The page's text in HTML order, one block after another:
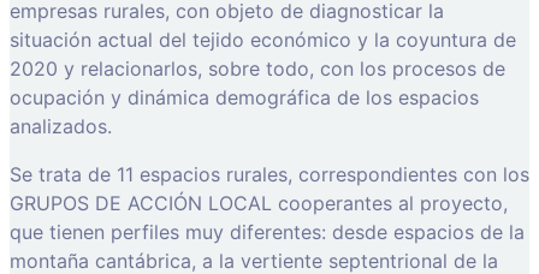
empresas rurales, con objeto de diagnosticar la
situación actual del tejido económico y la coyuntura de
2020 y relacionarlos, sobre todo, con los procesos de
ocupación y dinámica demográfica de los espacios
analizados.
Se trata de 11 espacios rurales, correspondientes con los
GRUPOS DE ACCIÓN LOCAL cooperantes al proyecto,
que tienen perfiles muy diferentes: desde espacios de la
montaña cantábrica, a la vertiente septentrional de la